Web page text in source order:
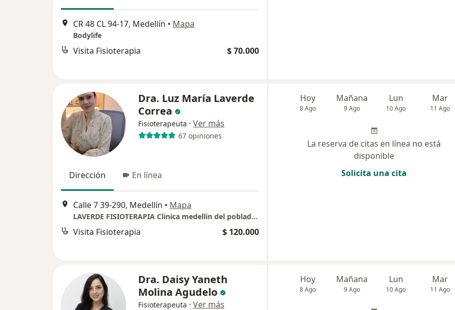
CR 48 CL 94-17, Medellín • Mapa
Bodylife
Visita Fisioterapia $ 70.000
Dra. Luz María Laverde
Correa
Fisioterapeuta · Ver más
67 opiniones
Dirección En línea
Calle 7 39-290, Medellín • Mapa
LAVERDE FISIOTERAPIA Clinica medellin del poblado consultorio 604
Visita Fisioterapia $ 120.000
Hoy
8 Ago
Mañana
9 Ago
Lun
10 Ago
Mar
11 Ago
La reserva de citas en línea no está
disponible
Solicita una cita
Dra. Daisy Yaneth
Molina Agudelo
Fisioterapeuta · Ver más
Hoy
8 Ago
Mañana
9 Ago
Lun
10 Ago
Mar
11 Ago